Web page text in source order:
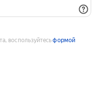
воспользуйтесьформой